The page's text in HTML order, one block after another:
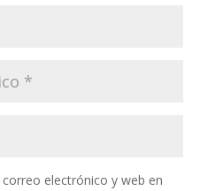
electrónico y web en